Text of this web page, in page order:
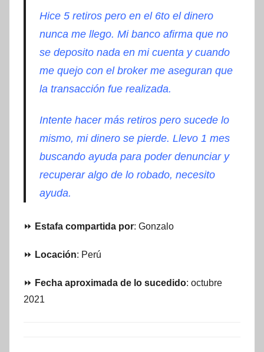
Hice 5 retiros pero en el 6to el dinero
nunca me llego. Mi banco afirma que no
se deposito nada en mi cuenta y cuando
me quejo con el broker me aseguran que
la transacción fue realizada.
Intente hacer más retiros pero sucede lo
mismo, mi dinero se pierde. Llevo 1 mes
buscando ayuda para poder denunciar y
recuperar algo de lo robado, necesito
ayuda.
⏩ Estafa compartida por: Gonzalo
⏩ Locación: Perú
⏩ Fecha aproximada de lo sucedido: octubre
2021